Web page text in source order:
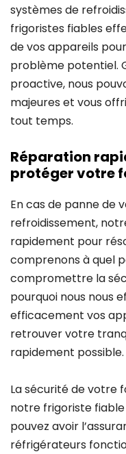
systèmes de
frigoristes fiables
de vos appareils
problème potentiel.
proactive, nous
majeures et vous
tout temps.
Réparation
protéger votre
En cas de panne de
refroidissement,
rapidement pour
comprenons à quel
compromettre la
pourquoi nous nous
efficacement vos
retrouver votre
rapidement possible.
La sécurité de votre
notre frigoriste fiable
pouvez avoir
réfrigérateurs